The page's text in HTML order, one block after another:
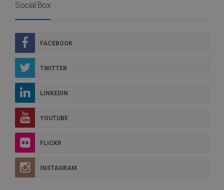
Social Box
FACEBOOK
TWITTER
LINKEDIN
YOUTUBE
FLICKR
INSTAGRAM